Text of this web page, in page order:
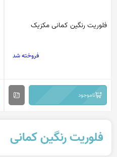
فلوریت رنگین کمانی مکزیک
فروخته شد
ناموجود
فلوریت رنگین کمانی